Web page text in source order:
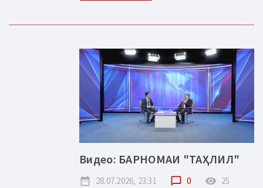
Видео: БАРНОМАИ "ТАҲЛИЛ"
date_range 28.07.2026, 23:31 chat_bubble_outline 0 remove_red_eye 25